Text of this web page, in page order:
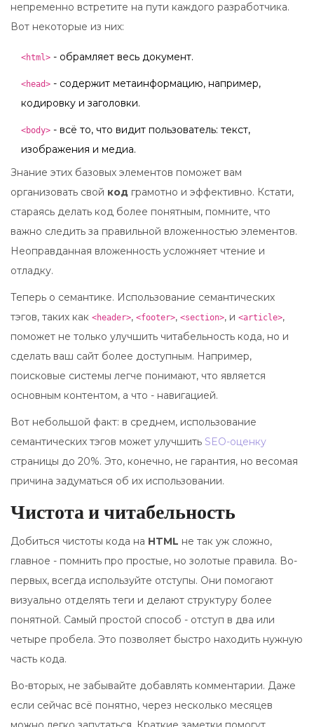
непременно встретите на пути каждого разработчика.
Вот некоторые из них:
<html> - обрамляет весь документ.
<head> - содержит метаинформацию, например,
кодировку и заголовки.
<body> - всё то, что видит пользователь: текст,
изображения и медиа.
Знание этих базовых элементов поможет вам
организовать свой код грамотно и эффективно. Кстати,
стараясь делать код более понятным, помните, что
важно следить за правильной вложенностью элементов.
Неоправданная вложенность усложняет чтение и
отладку.
Теперь о семантике. Использование семантических
тэгов, таких как <header>, <footer>, <section>, и <article>,
поможет не только улучшить читабельность кода, но и
сделать ваш сайт более доступным. Например,
поисковые системы легче понимают, что является
основным контентом, а что - навигацией.
Вот небольшой факт: в среднем, использование
семантических тэгов может улучшить SEO-оценку
страницы до 20%. Это, конечно, не гарантия, но весомая
причина задуматься об их использовании.
Чистота и читабельность
Добиться чистоты кода на HTML не так уж сложно,
главное - помнить про простые, но золотые правила. Во-
первых, всегда используйте отступы. Они помогают
визуально отделять теги и делают структуру более
понятной. Самый простой способ - отступ в два или
четыре пробела. Это позволяет быстро находить нужную
часть кода.
Во-вторых, не забывайте добавлять комментарии. Даже
если сейчас всё понятно, через несколько месяцев